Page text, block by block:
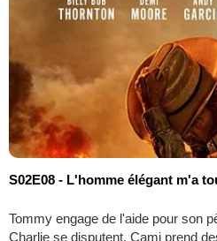
S02E08 - L'homme élégant m'a
Tommy engage de l'aide pour son
Charlie se disputent. Cami prend